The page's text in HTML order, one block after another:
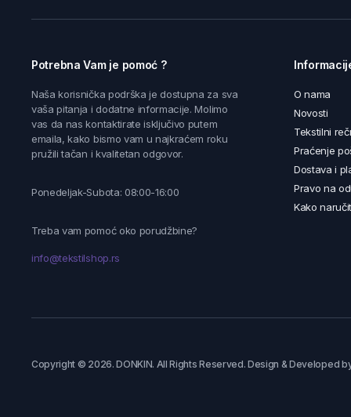
Potrebna Vam je pomoć ?
Naša korisnička podrška je dostupna za sva
vaša pitanja i dodatne informacije. Molimo
vas da nas kontaktirate isključivo putem
emaila, kako bismo vam u najkraćem roku
pružili tačan i kvalitetan odgovor.
Ponedeljak-Subota: 08:00-16:00
Treba vam pomoć oko porudžbine?
info@tekstilshop.rs
O nama
Novosti
Tekstilni
Praćenje
Dostava i
Pravo na
Kako
Copyright © 2026. DONKIN. All Rights Reserved. Design & Developed